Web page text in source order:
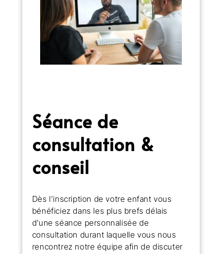
Séance de
consultation &
conseil
Dès l’inscription de votre enfant vous
bénéficiez dans les plus brefs délais
d’une séance personnalisée de
consultation durant laquelle vous nous
rencontrez notre équipe afin de discuter